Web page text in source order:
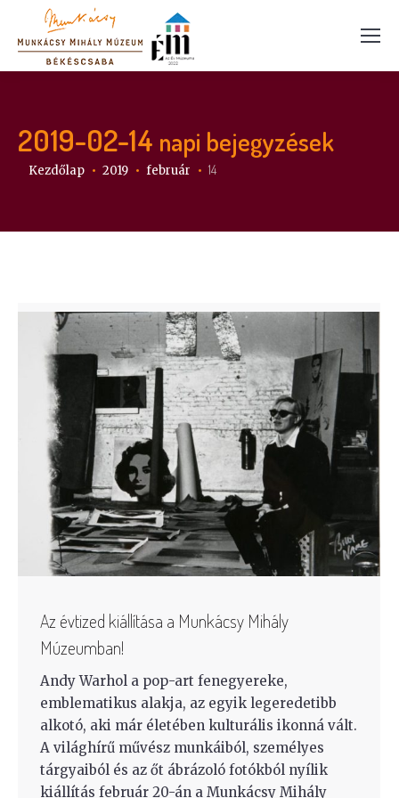
2019-02-14 napi bejegyzések
Itt vagy:
Kezdőlap 2019 február 14
Az évtized kiállítása a Munkácsy Mihály
Múzeumban!
Andy Warhol a pop-art fenegyereke,
emblematikus alakja, az egyik legeredetibb
alkotó, aki már életében kulturális ikonná vált.
A világhírű művész munkáiból, személyes
tárgyaiból és az őt ábrázoló fotókból nyílik
kiállítás február 20-án a Munkácsy Mihály